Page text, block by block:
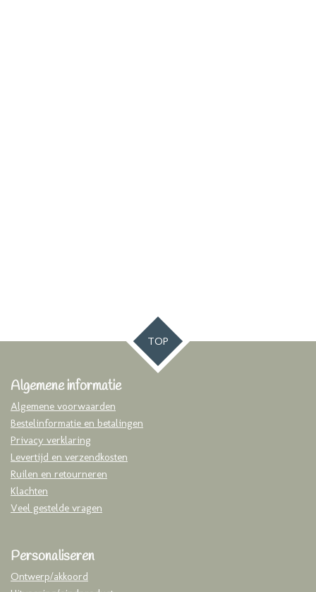
TOP
Algemene informatie
Algemene voorwaarden
Bestelinformatie en betalingen
Privacy verklaring
Levertijd en verzendkosten
Ruilen en retourneren
Klachten
Veel gestelde vragen
Personaliseren
Ontwerp/akkoord